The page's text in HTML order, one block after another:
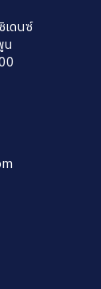
เดนซ์
น